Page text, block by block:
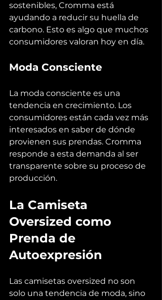
sostenibles, Cromma está
ayudando a reducir su huella de
carbono. Esto es algo que muchos
consumidores valoran hoy en día.
Moda Consciente
La moda consciente es una
tendencia en crecimiento. Los
consumidores están cada vez más
interesados en saber de dónde
provienen sus prendas. Cromma
responde a esta demanda al ser
transparente sobre su proceso de
producción.
La Camiseta
Oversized como
Prenda de
Autoexpresión
Las camisetas oversized no son
solo una tendencia de moda, sino